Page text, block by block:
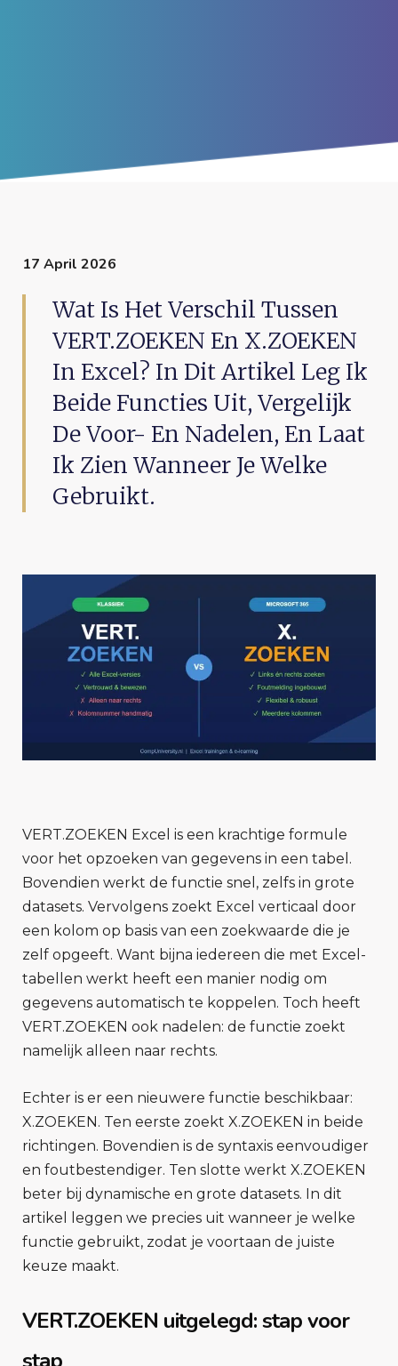
17 April 2026
Wat Is Het Verschil Tussen
VERT.ZOEKEN En X.ZOEKEN
In Excel? In Dit Artikel Leg Ik
Beide Functies Uit, Vergelijk
De Voor- En Nadelen, En Laat
Ik Zien Wanneer Je Welke
Gebruikt.
VERT.ZOEKEN Excel is een krachtige formule
voor het opzoeken van gegevens in een tabel.
Bovendien werkt de functie snel, zelfs in grote
datasets. Vervolgens zoekt Excel verticaal door
een kolom op basis van een zoekwaarde die je
zelf opgeeft. Want bijna iedereen die met Excel-
tabellen werkt heeft een manier nodig om
gegevens automatisch te koppelen. Toch heeft
VERT.ZOEKEN ook nadelen: de functie zoekt
namelijk alleen naar rechts.
Echter is er een nieuwere functie beschikbaar:
X.ZOEKEN. Ten eerste zoekt X.ZOEKEN in beide
richtingen. Bovendien is de syntaxis eenvoudiger
en foutbestendiger. Ten slotte werkt X.ZOEKEN
beter bij dynamische en grote datasets. In dit
artikel leggen we precies uit wanneer je welke
functie gebruikt, zodat je voortaan de juiste
keuze maakt.
VERT.ZOEKEN uitgelegd: stap voor